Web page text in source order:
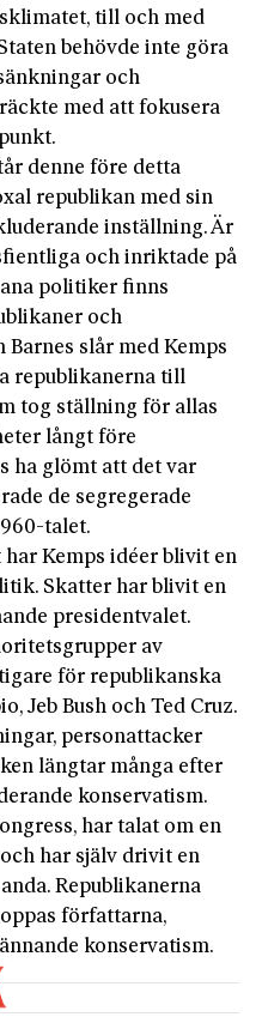
till och med
behövde inte göra
och
med att fokusera
denne före detta
republikan med sin
inställning. Är
och inriktade på
politiker finns
och
slår med Kemps
republikanerna till
tog ställning för allas
långt före
ha glömt att det var
de segregerade
talet.
Kemps idéer blivit en
Skatter har blivit en
presidentvalet.
av
för republikanska
Jeb Bush och Ted Cruz.
personattacker
längtar många efter
konservatism.
har talat om en
har själv drivit en
Republikanerna
författarna,
konservatism.